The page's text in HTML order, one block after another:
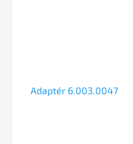
Sleva
Adaptér 6.003.0047